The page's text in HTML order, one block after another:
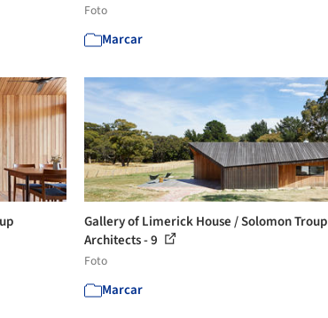
Foto
Marcar
Gallery of Limerick House / Solomon Troup
Architects - 9
Foto
Marcar